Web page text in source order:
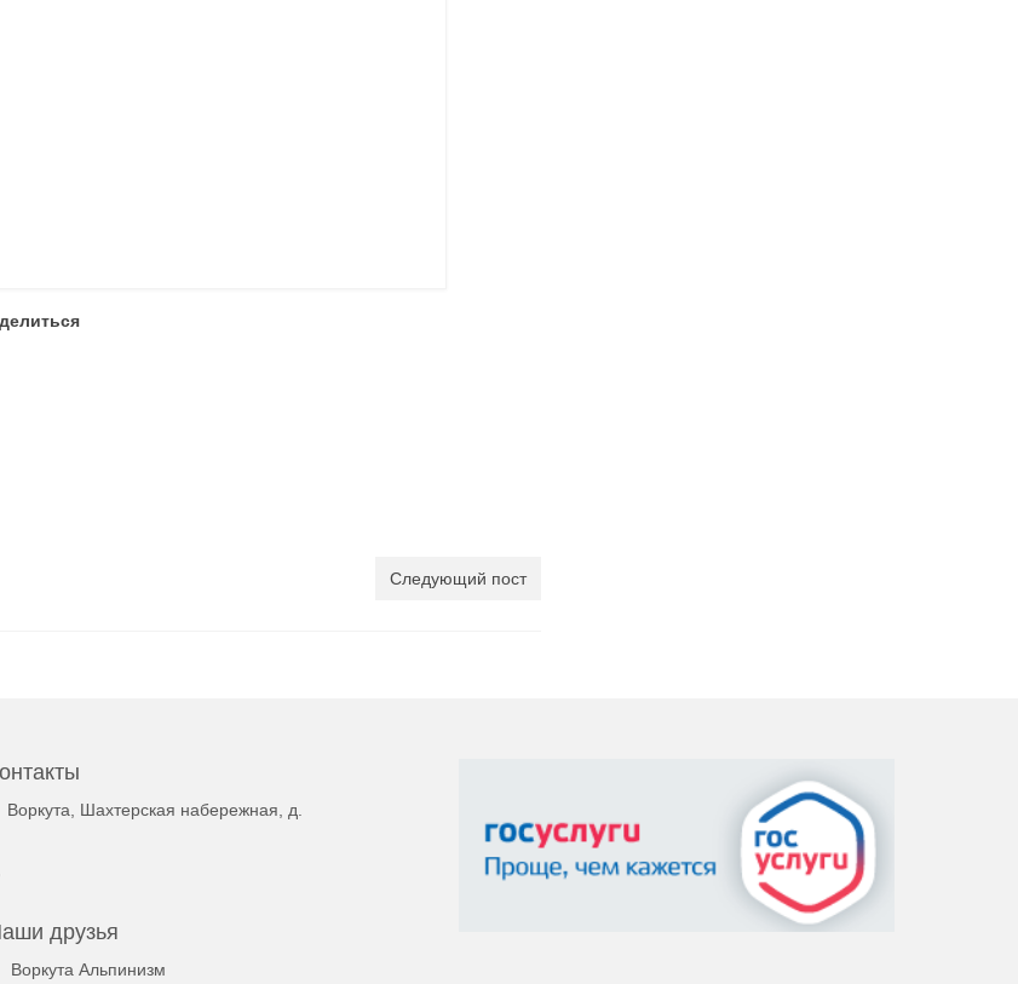
Следующий пост
Воркута, Шахтерская набережная, д.
друзья
Воркута Альпинизм